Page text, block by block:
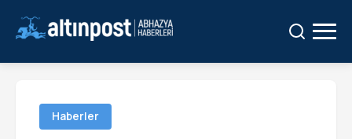
Haberler